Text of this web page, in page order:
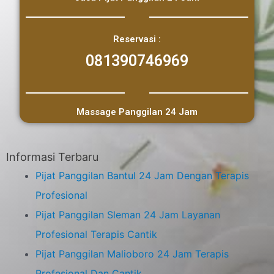
Reservasi :
081390746969
Massage Panggilan 24 Jam
Informasi Terbaru
Pijat Panggilan Bantul 24 Jam Dengan Terapis
Profesional
Pijat Panggilan Sleman 24 Jam Layanan
Profesional Terapis Cantik
Pijat Panggilan Malioboro 24 Jam Terapis